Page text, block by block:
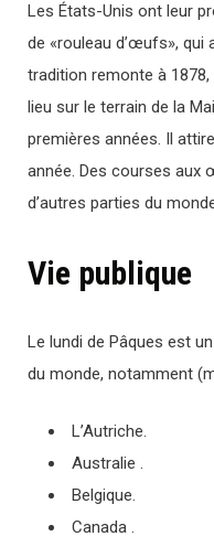
Les États-Unis ont leur
de «rouleau d’œufs», qui
tradition remonte à 1878,
lieu sur le terrain de la
premières années. Il
année. Des courses aux
d’autres parties du
Vie publique
Le lundi de Pâques est
du monde, notamment
L’Autriche.
Australie .
Belgique.
Canada .